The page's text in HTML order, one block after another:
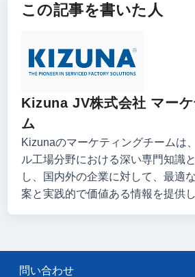
この記事を書いた人
Kizuna JV株式会社 マー
ム
Kizunaのマーケティングチームは
ル工場分野における深い専門知識
し、国内外の企業に対して、最適
案と実践的で価値ある情報を提供し
問い合わせ